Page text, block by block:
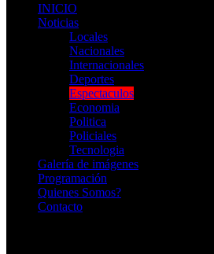
INICIO
Noticias
Locales
Nacionales
Internacionales
Deportes
Espectaculos
Economia
Politica
Policiales
Tecnologia
Galería de imágenes
Programación
Quienes Somos?
Contacto